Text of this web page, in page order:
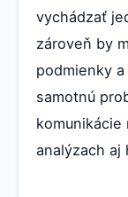
vychádzať
zároveň by
podmienky
samotnú
analýzach aj